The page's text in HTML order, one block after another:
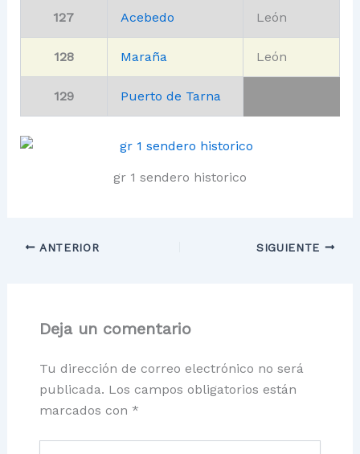
127 Acebedo León
128 Maraña León
129 Puerto de Tarna
gr 1 sendero historico
ANTERIOR SIGUIENTE
Deja un comentario
Tu dirección de correo electrónico no será
publicada. Los campos obligatorios están
marcados con *